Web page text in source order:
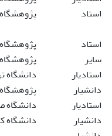
استاد
استاد
سایر
استادیار
دانشگاه
دانشیار
استادیار
دانشگاه
دانشیار
دانشگاه